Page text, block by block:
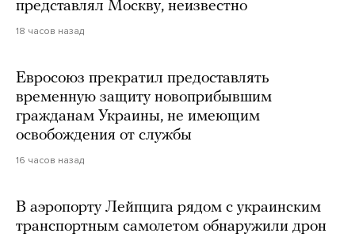
представлял Москву, неизвестно
18 часов назад
Евросоюз прекратил предоставлять
временную защиту новоприбывшим
гражданам Украины, не имеющим
освобождения от службы
16 часов назад
В аэропорту Лейпцига рядом с украинским
транспортным самолетом обнаружили дрон